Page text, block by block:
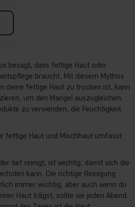
besagt, dass fettige Haut oder
braucht. Mit diesem Mythos
deine fettige Haut zu trocken ist, kann
um den Mangel auszugleichen.
zu verwenden, die Feuchtigkeit
fettige Haut und Mischhaut umfasst:
tief reinigt, ist wichtig, damit sich die
kann. Die richtige Reinigung
immer wichtig, aber auch wenn du
Haut trägst, sollte sie jeden Abend